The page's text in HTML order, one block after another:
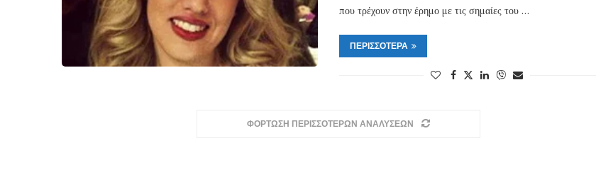
που τρέχουν στην έρημο με τις σημαίες του …
ΠΕΡΙΣΣΌΤΕΡΑ
ΦΟΡΤΩΣΗ ΠΕΡΙΣΣΟΤΕΡΩΝ ΑΝΑΛΥΣΕΩΝ